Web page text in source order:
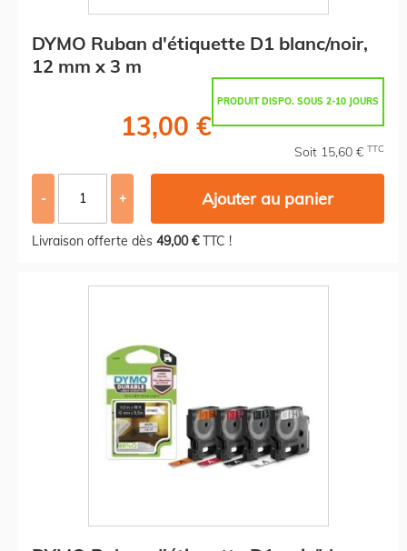
DYMO Ruban d'étiquette D1 blanc/noir,
12 mm x 3 m
PRODUIT DISPO. SOUS 2-10 JOURS
13,00 €
Soit 15,60 € TTC
- + Ajouter au panier
Livraison offerte dès 49,00 €TTC !